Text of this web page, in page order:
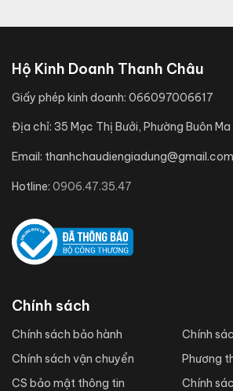
Hộ Kinh Doanh Thanh Châu
Giấy phép kinh doanh: 066097006617
Địa chỉ: 35 Mạc Thị Bưởi, Phường Buôn
Email: thanhchaudiengiadung@gmail.com
Hotline: 0906.47.35.47
Chính sách
Chính sách bảo hành
Chính sách vận chuyển
CS bảo mật thông tin
Chính
Phương
Chính